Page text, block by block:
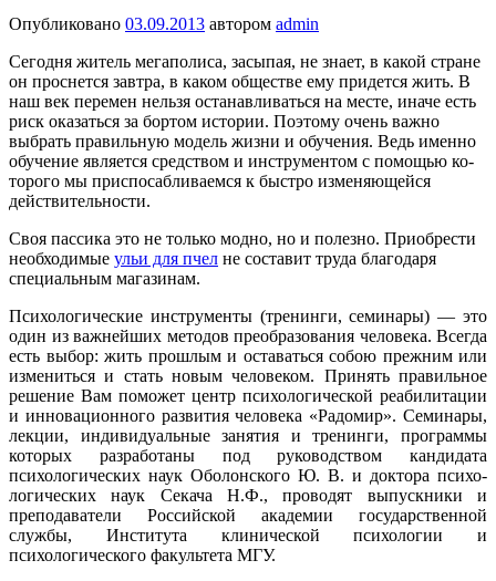
Опубликовано 03.09.2013 автором admin
Сегодня житель мегаполиса, засыпая, не знает, в какой стране
он проснется завтра, в каком обществе ему придется жить. В
наш век перемен нельзя останавливаться на месте, иначе есть
риск оказаться за бортом истории. Поэтому очень важно
выбрать правильную модель жизни и обучения. Ведь именно
обучение является средством и инструментом с помощью ко­
торого мы приспосабливаемся к быстро изменяющейся
действительности.
Своя пассика это не только модно, но и полезно. Приобрести
необходимые ульи для пчел не составит труда благодаря
специальным магазинам.
Психологические инструменты (тренинги, семинары) — это
один из важнейших методов преобразования человека. Всегда
есть выбор: жить прошлым и оставаться собою прежним или
измениться и стать новым человеком. Принять правильное
решение Вам поможет центр психологической реабили­тации
и инновационного развития человека «Радомир». Семинары,
лекции, индивидуальные занятия и тренинги, программы
которых разработаны под руководством кандидата
психологических наук Оболонского Ю. В. и доктора психо­
логических наук Секача Н.Ф., проводят выпускники и
преподаватели Российской академии государственной
службы, Института клинической психологии и
психологического факультета МГУ.